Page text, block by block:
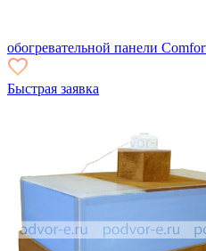
обогревательной панели
Быстрая заявка